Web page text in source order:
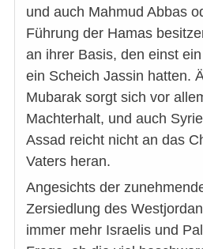
und auch Mahmud Abbas
Führung der Hamas
an ihrer Basis, den einst
ein Scheich Jassin hatten.
Mubarak sorgt sich vor
Machterhalt, und auch
Assad reicht nicht an das
Vaters heran.
Angesichts der
Zersiedlung des
immer mehr Israelis und